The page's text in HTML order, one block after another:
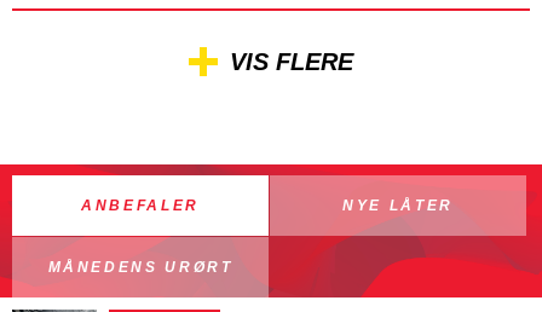
VIS FLERE
ANBEFALER NYE LÅTER
MÅNEDENS URØRT